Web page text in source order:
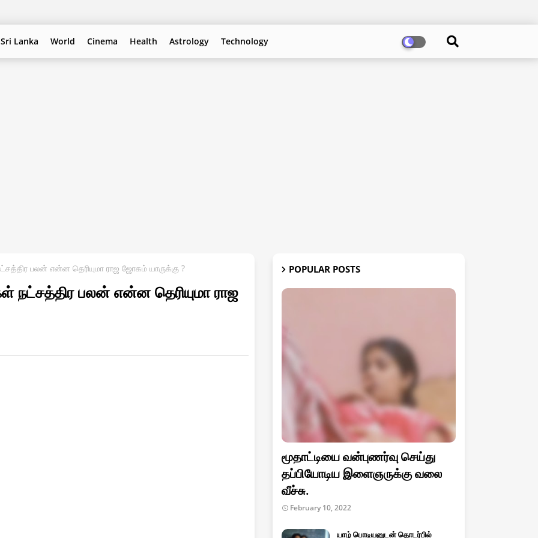
Sri Lanka World Cinema Health Astrology Technology
பலன் என்ன தெரியுமா ராஜ ஜோகம் யாருக்கு ?
நட்சத்திர பலன் என்ன தெரியுமா ராஜ
POPULAR POSTS
மூதாட்டியை வன்புணர்வு செய்து
தப்பியோடிய இளைஞருக்கு வலை
வீச்சு.
February 10, 2022
யாழ் பொடியனுடன் தொடர்பில்